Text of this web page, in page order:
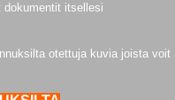
dokumentit itsellesi
otettuja kuvia joista voit